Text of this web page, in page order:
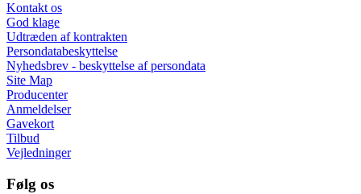
Kontakt os
God klage
Udtræden af kontrakten
Persondatabeskyttelse
Nyhedsbrev - beskyttelse af persondata
Site Map
Producenter
Anmeldelser
Gavekort
Tilbud
Vejledninger
Følg os